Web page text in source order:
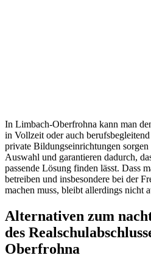
In Limbach-Oberfrohna kann man
in Vollzeit oder auch
private Bildungseinrichtungen sorgen
Auswahl und garantieren dadurch,
passende Lösung finden lässt. Dass
betreiben und insbesondere bei der
machen muss, bleibt allerdings nicht
Alternativen zum
des
Oberfrohna